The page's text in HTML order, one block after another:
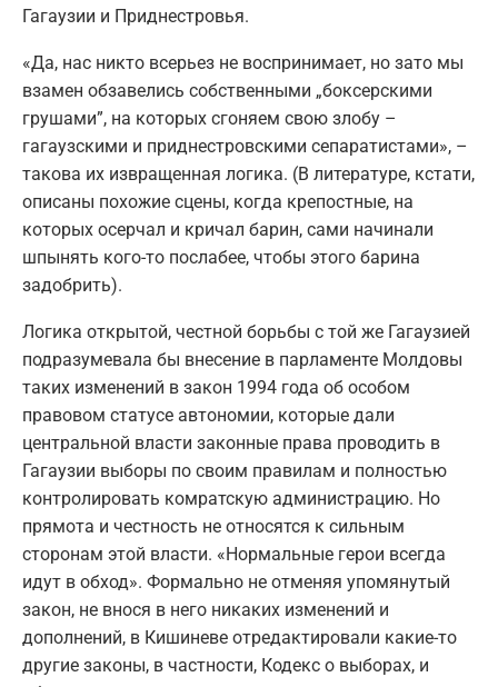
Гагаузии и Приднестровья.
«Да, нас никто всерьез не воспринимает, но зато мы
взамен обзавелись собственными „боксерскими
грушами”, на которых сгоняем свою злобу –
гагаузскими и приднестровскими сепаратистами», –
такова их извращенная логика. (В литературе, кстати,
описаны похожие сцены, когда крепостные, на
которых осерчал и кричал барин, сами начинали
шпынять кого-то послабее, чтобы этого барина
задобрить).
Логика открытой, честной борьбы с той же Гагаузией
подразумевала бы внесение в парламенте Молдовы
таких изменений в закон 1994 года об особом
правовом статусе автономии, которые дали
центральной власти законные права проводить в
Гагаузии выборы по своим правилам и полностью
контролировать комратскую администрацию. Но
прямота и честность не относятся к сильным
сторонам этой власти. «Нормальные герои всегда
идут в обход». Формально не отменяя упомянутый
закон, не внося в него никаких изменений и
дополнений, в Кишиневе отредактировали какие-то
другие законы, в частности, Кодекс о выборах, и